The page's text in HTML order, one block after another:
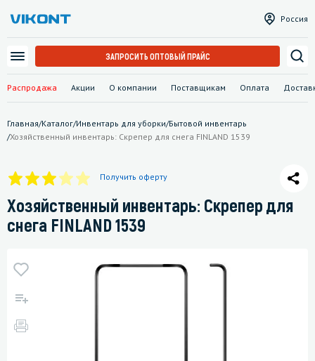
Распродажа Акции О компании Поставщикам Оплата
Россия
ЗАПРОСИТЬ ОПТОВЫЙ ПРАЙС
Главная/Каталог/Инвентарь для уборки/Бытовой инвентарь
/Хозяйственный инвентарь: Скрепер для снега FINLAND 1539
Получить оферту
Хозяйственный инвентарь: Скрепер для
снега FINLAND 1539